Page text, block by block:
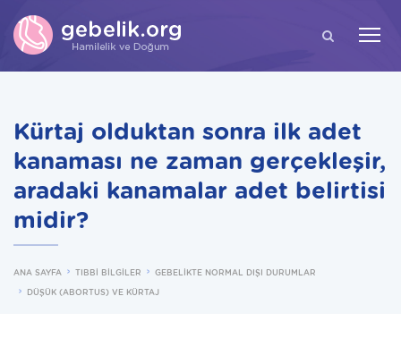
Kürtaj olduktan sonra ilk adet
kanaması ne zaman gerçekleşir,
aradaki kanamalar adet belirtisi
midir?
ANA SAYFA TIBBİ BİLGİLER
GEBELİKTE NORMAL DIŞI DURUMLAR
DÜŞÜK (ABORTUS) VE KÜRTAJ